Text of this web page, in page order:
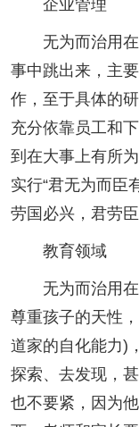
企业管理
无为而治用在
事中跳出来，主
作，至于具体的
充分依靠员工和
到在大事上有所
实行“君无为而臣
劳国必兴，君劳
教育领域
无为而治用在
尊重孩子的天性
道家的自化能力)
探索、去发现，
也不要紧，因为